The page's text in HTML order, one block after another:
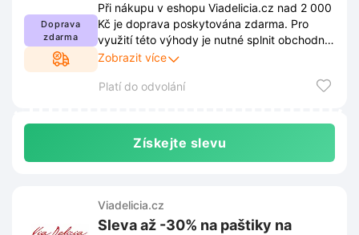
Doprava
zdarma
Při nákupu v eshopu Viadelicia.cz nad 2 000
Kč je doprava poskytována zdarma. Pro
využití této výhody je nutné splnit obchodní
podmínky uvedené na webových stránkách.
proto je vhodné sledovat aktuální informace
Zobrazit více
Platí do odvolání
Získejte slevu
Viadelicia.cz
Sleva až -30% na paštiky na